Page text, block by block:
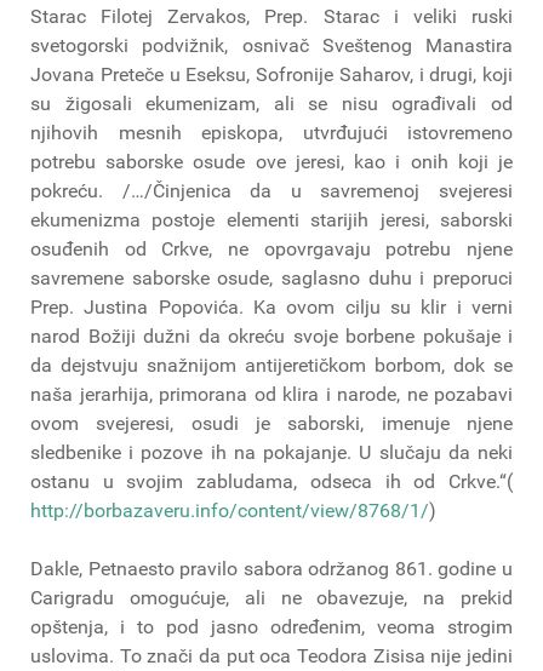
Starac Filotej Zervakos, Prep. Starac i veliki ruski
svetogorski podvižnik, osnivač Sveštenog Manastira
Jovana Preteče u Eseksu, Sofronije Saharov, i drugi, koji
su žigosali ekumenizam, ali se nisu ograđivali od
njihovih mesnih episkopa, utvrđujući istovremeno
potrebu saborske osude ove jeresi, kao i onih koji je
pokreću. /…/Činjenica da u savremenoj svejeresi
ekumenizma postoje elementi starijih jeresi, saborski
osuđenih od Crkve, ne opovrgavaju potrebu njene
savremene saborske osude, saglasno duhu i preporuci
Prep. Justina Popovića. Ka ovom cilju su klir i verni
narod Božiji dužni da okreću svoje borbene pokušaje i
da dejstvuju snažnijom antijeretičkom borbom, dok se
naša jerarhija, primorana od klira i narode, ne pozabavi
ovom svejeresi, osudi je saborski, imenuje njene
sledbenike i pozove ih na pokajanje. U slučaju da neki
ostanu u svojim zabludama, odseca ih od Crkve.“(
http://borbazaveru.info/content/view/8768/1/)
Dakle, Petnaesto pravilo sabora održanog 861. godine u
Carigradu omogućuje, ali ne obavezuje, na prekid
opštenja, i to pod jasno određenim, veoma strogim
uslovima. To znači da put oca Teodora Zisisa nije jedini